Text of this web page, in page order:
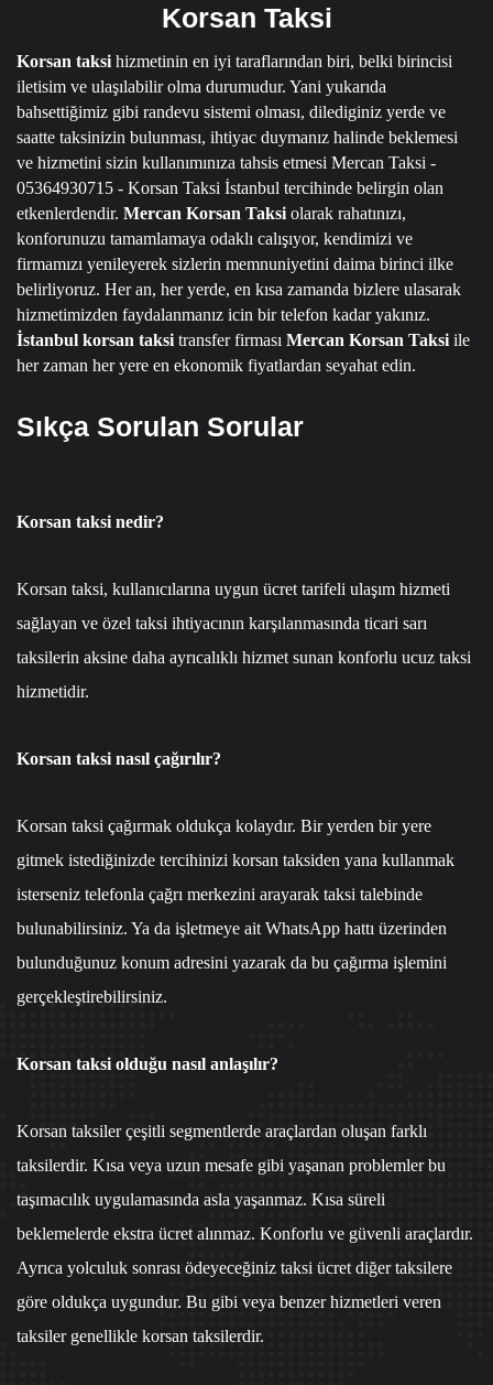
Korsan Taksi
Korsan taksi hizmetinin en iyi taraflarından biri, belki birincisi
iletisim ve ulaşılabilir olma durumudur. Yani yukarıda
bahsettiğimiz gibi randevu sistemi olması, dilediginiz yerde ve
saatte taksinizin bulunması, ihtiyac duymanız halinde beklemesi
ve hizmetini sizin kullanımınıza tahsis etmesi Mercan Taksi -
05364930715 - Korsan Taksi İstanbul tercihinde belirgin olan
etkenlerdendir. Mercan Korsan Taksi olarak rahatınızı,
konforunuzu tamamlamaya odaklı calışıyor, kendimizi ve
firmamızı yenileyerek sizlerin memnuniyetini daima birinci ilke
belirliyoruz. Her an, her yerde, en kısa zamanda bizlere ulasarak
hizmetimizden faydalanmanız icin bir telefon kadar yakınız.
İstanbul korsan taksi transfer firması Mercan Korsan Taksi ile
her zaman her yere en ekonomik fiyatlardan seyahat edin.
Sıkça Sorulan Sorular
Korsan taksi nedir?
Korsan taksi, kullanıcılarına uygun ücret tarifeli ulaşım hizmeti
sağlayan ve özel taksi ihtiyacının karşılanmasında ticari sarı
taksilerin aksine daha ayrıcalıklı hizmet sunan konforlu ucuz taksi
hizmetidir.
Korsan taksi nasıl çağırılır?
Korsan taksi çağırmak oldukça kolaydır. Bir yerden bir yere
gitmek istediğinizde tercihinizi korsan taksiden yana kullanmak
isterseniz telefonla çağrı merkezini arayarak taksi talebinde
bulunabilirsiniz. Ya da işletmeye aitWhatsApp hattı üzerinden
bulunduğunuz konum adresini yazarak da bu çağırma işlemini
gerçekleştirebilirsiniz.
Korsan taksi olduğu nasıl anlaşılır?
Korsan taksiler çeşitli segmentlerde araçlardan oluşan farklı
taksilerdir. Kısa veya uzun mesafe gibi yaşanan problemler bu
taşımacılık uygulamasında asla yaşanmaz. Kısa süreli
beklemelerde ekstra ücret alınmaz. Konforlu ve güvenli araçlardır.
Ayrıca yolculuk sonrası ödeyeceğiniz taksi ücret diğer taksilere
göre oldukça uygundur. Bu gibi veya benzer hizmetleri veren
taksiler genellikle korsan taksilerdir.